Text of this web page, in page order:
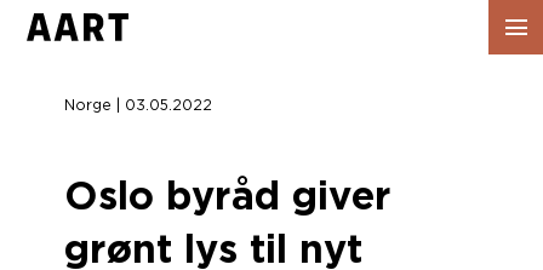
Norge | 03.05.2022
Oslo byråd giver
grønt lys til nyt